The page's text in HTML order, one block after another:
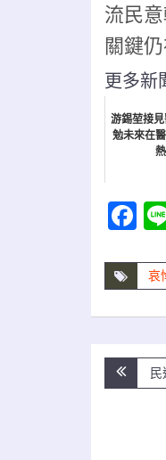
流民
關鍵
更多新
游錫堃接
勉未來在
哀
文